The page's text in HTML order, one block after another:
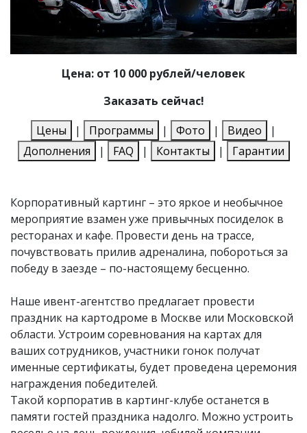
Цена: от 10 000 рублей/человек
Заказать сейчас!
Цены
| Программы | Фото | Видео
|
Дополнения
| FAQ | Контакты | Гарантии
Корпоративный картинг – это яркое и необычное
мероприятие взамен уже привычных посиделок в
ресторанах и кафе. Провести день на трассе,
почувствовать прилив адреналина, побороться за
победу в заезде – по-настоящему бесценно.
Наше ивент-агентство предлагает провести
праздник на картодроме в Москве или Московской
области. Устроим соревнования на картах для
ваших сотрудников, участники гонок получат
именные сертификаты, будет проведена церемония
награждения победителей.
Такой корпоратив в картинг-клубе останется в
памяти гостей праздника надолго. Можно устроить